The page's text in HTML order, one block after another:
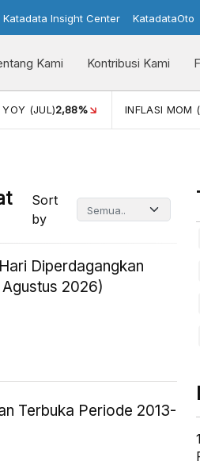
Katadata Insight Center KatadataOto
Kami Kontribusi Kami
YOY (JUL)2,88% INFLASI MOM
Sort
by
Diperdagangkan
2026)
Terbuka Periode 2013-